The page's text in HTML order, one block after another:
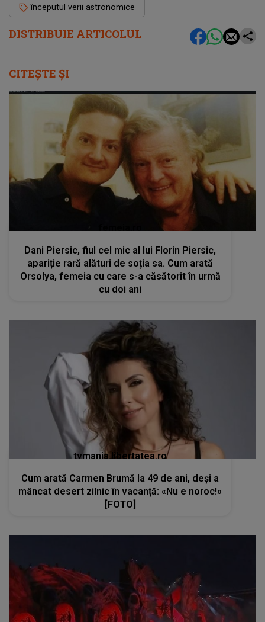
DISTRIBUIE ARTICOLUL
începutul verii astronomice
CITEȘTE ȘI
Dani Piersic, fiul cel mic al lui Florin Piersic,
apariție rară alături de soția sa. Cum arată
Orsolya, femeia cu care s-a căsătorit în urmă
cu doi ani
tvmania.libertatea.ro
Cum arată Carmen Brumă la 49 de ani, deși a
mâncat desert zilnic în vacanță: «Nu e noroc!»
[FOTO]